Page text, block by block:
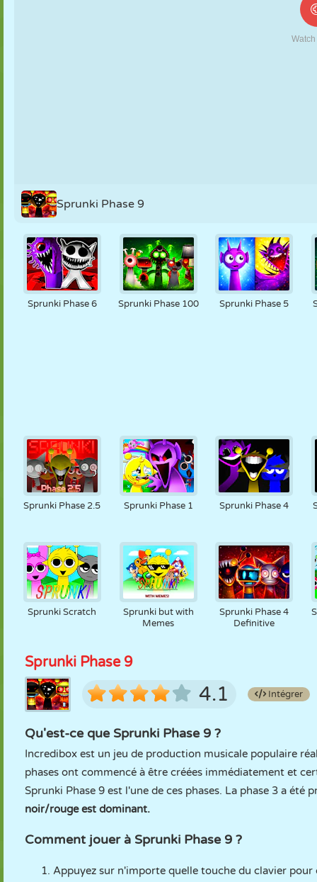
MORPION
Sprunki Phase 9
Sprunki Phase 6 Sprunki Phase 100 Sprunki Phase 5
Sprunki Phase 2.5 Sprunki Phase 1 Sprunki Phase 4
Sprunki Scratch
Sprunki but with
Memes
Sprunki Phase 4
Definitive
Sprunki Phase 9
4.1 Intégrer
Qu'est-ce que Sprunki Phase 9 ?
Incredibox est un jeu de production musicale populaire
phases ont commencé à être créées immédiatement et
Sprunki Phase 9 est l'une de ces phases. La phase 3 a
noir/rouge est dominant.
Comment jouer à Sprunki Phase 9 ?
Appuyez sur n'importe quelle touche du clavier pour